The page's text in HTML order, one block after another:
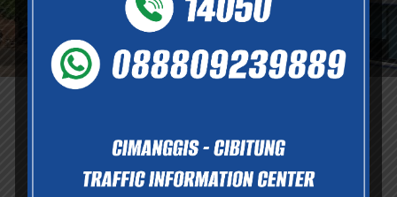
Informasi dan Layanan